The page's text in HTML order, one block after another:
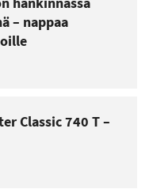
– nappaa
Classic 740 T –